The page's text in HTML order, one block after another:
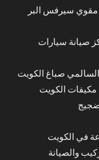
مقوي سيرفس البر
صيانة سيارات
صباغ الكويت
مكيفات الكويت
والصيانة